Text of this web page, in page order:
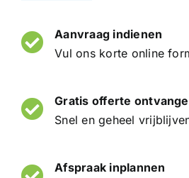
Aanvraag indienen
Vul ons korte online
Gratis offerte
Snel en geheel
Afspraak inplannen